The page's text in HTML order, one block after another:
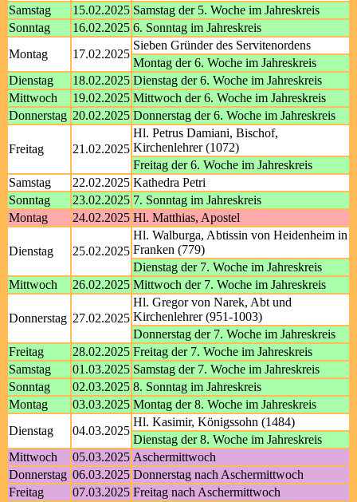
Samstag
15.02.2025 Samstag der 5. Woche im Jahreskreis
Sonntag
16.02.2025 6. Sonntag im Jahreskreis
Montag
17.02.2025
Sieben Gründer des Servitenordens
Montag der 6. Woche im Jahreskreis
Dienstag
18.02.2025 Dienstag der 6. Woche im Jahreskreis
Mittwoch
19.02.2025 Mittwoch der 6. Woche im Jahreskreis
Donnerstag 20.02.2025 Donnerstag der 6. Woche im Jahreskreis
Freitag 21.02.2025
Hl. Petrus Damiani, Bischof,
Kirchenlehrer (1072)
Freitag der 6. Woche im Jahreskreis
Samstag
22.02.2025 Kathedra Petri
Sonntag
23.02.2025 7. Sonntag im Jahreskreis
Montag
24.02.2025 Hl. Matthias, Apostel
Dienstag 25.02.2025
Hl. Walburga, Abtissin von Heidenheim in
Franken (779)
Dienstag der 7. Woche im Jahreskreis
Mittwoch
26.02.2025 Mittwoch der 7. Woche im Jahreskreis
Donnerstag 27.02.2025
Hl. Gregor von Narek, Abt und
Kirchenlehrer (951-1003)
Donnerstag der 7. Woche im Jahreskreis
Freitag
28.02.2025 Freitag der 7. Woche im Jahreskreis
Samstag
01.03.2025 Samstag der 7. Woche im Jahreskreis
Sonntag
02.03.2025 8. Sonntag im Jahreskreis
Montag
03.03.2025 Montag der 8. Woche im Jahreskreis
Dienstag
04.03.2025
Hl. Kasimir, Königssohn (1484)
Dienstag der 8. Woche im Jahreskreis
Mittwoch
05.03.2025 Aschermittwoch
Donnerstag 06.03.2025 Donnerstag nach Aschermittwoch
Freitag
07.03.2025 Freitag nach Aschermittwoch